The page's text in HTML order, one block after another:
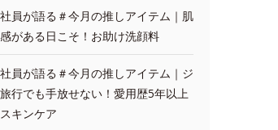
員が語る＃今月の推しアイテム｜肌
がある日こそ！お助け洗顔料
員が語る＃今月の推しアイテム｜ジ
行でも手放せない！愛用歴5年以上
キンケア